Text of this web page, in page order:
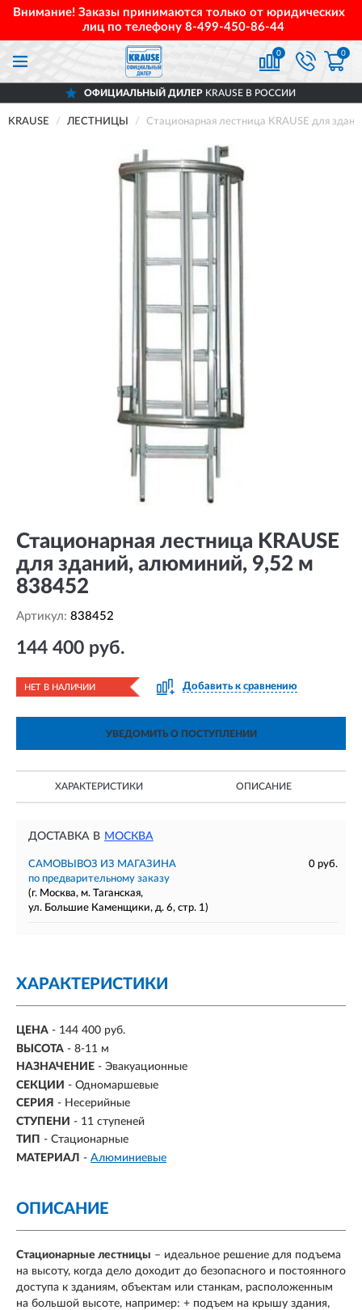
Внимание! Заказы принимаются только от юридических
лиц по телефону 8-499-450-86-44
0 0
ОФИЦИАЛЬНЫЙ ДИЛЕРKRAUSE В РОССИИ
KRAUSE ЛЕСТНИЦЫ Стационарная лестница KRAUSE для
Стационарная лестница KRAUSE
для зданий, алюминий, 9,52 м
838452
Артикул: 838452
144 400 руб.
НЕТ В НАЛИЧИИ Добавить к сравнению
УВЕДОМИТЬ О ПОСТУПЛЕНИИ
ХАРАКТЕРИСТИКИ ОПИСАНИЕ
ДОСТАВКА В МОСКВА
САМОВЫВОЗ ИЗ МАГАЗИНА
0 руб.
по предварительному заказу
(г. Москва, м. Таганская,
ул. Большие Каменщики, д. 6, стр. 1)
ХАРАКТЕРИСТИКИ
ЦЕНА - 144 400 руб.
ВЫСОТА - 8-11 м
НАЗНАЧЕНИЕ - Эвакуационные
СЕКЦИИ - Одномаршевые
СЕРИЯ - Несерийные
СТУПЕНИ - 11 ступеней
ТИП - Стационарные
МАТЕРИАЛ - Алюминиевые
ОПИСАНИЕ
Стационарные лестницы – идеальное решение для подъема
на высоту, когда дело доходит до безопасного и постоянного
доступа к зданиям, объектам или станкам, расположенным
на большой высоте, например: + подъем на крышу здания,